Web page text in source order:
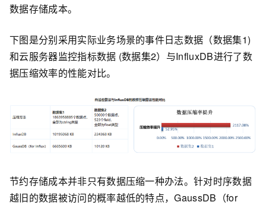
数据存储成本。
下图是分别采用实际业务场景的事件日志数据（数据集1)
和云服务器监控指标数据 (数据集2）与InfluxDB进行了数
据压缩效率的性能对比。
节约存储成本并非只有数据压缩一种办法。针对时序数据
越旧的数据被访问的概率越低的特点，GaussDB（for